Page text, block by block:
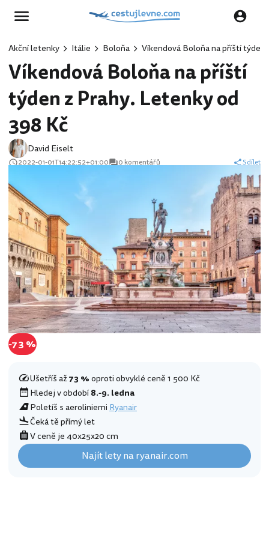
Akční letenky Itálie Boloňa Víkendová Boloňa na příští týden
Víkendová Boloňa na příští
týden z Prahy. Letenky od
398 Kč
David Eiselt
2022-01-01T14:22:52+01:00 0 komentářů Sdílet
-73 %
Ušetříš až73 %oproti obvyklé ceně 1 500 Kč
Hledej v období8.-9. ledna
Poletíš s aeroliniemi Ryanair
Čeká tě přímý let
V ceně je 40x25x20 cm
Najít lety na ryanair.com